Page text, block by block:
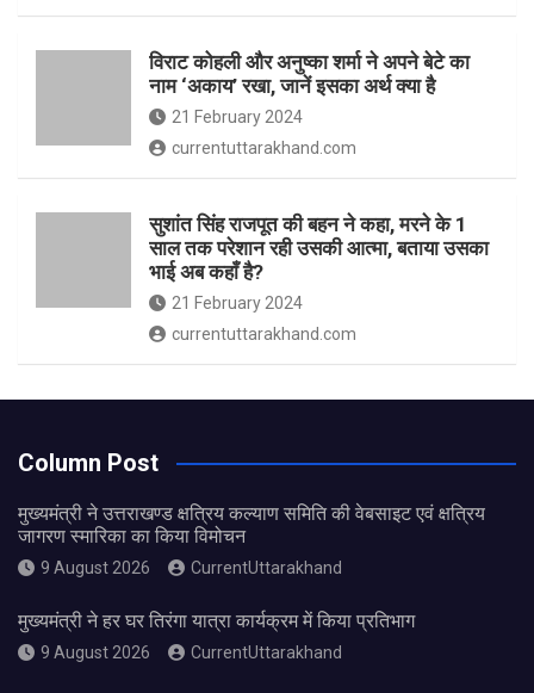
विराट कोहली और अनुष्का शर्मा ने अपने बेटे का
नाम ‘अकाय’ रखा, जानें इसका अर्थ क्‍या है
21 February 2024
currentuttarakhand.com
सुशांत सिंह राजपूत की बहन ने कहा, मरने के 1
साल तक परेशान रही उसकी आत्मा, बताया उसका
भाई अब कहाँ है?
21 February 2024
currentuttarakhand.com
Column Post
मुख्यमंत्री ने उत्तराखण्ड क्षत्रिय कल्याण समिति की वेबसाइट एवं क्षत्रिय
जागरण स्मारिका का किया विमोचन
9 August 2026 CurrentUttarakhand
मुख्यमंत्री ने हर घर तिरंगा यात्रा कार्यक्रम में किया प्रतिभाग
9 August 2026 CurrentUttarakhand